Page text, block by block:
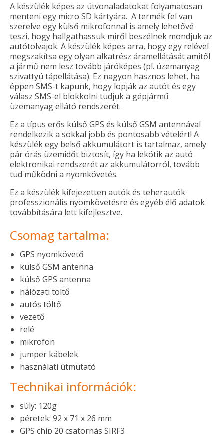
A készülék képes az útvonaladatokat folyamatosan
menteni egy micro SD kártyára. A termék fel van
szerelve egy külső mikrofonnal is amely lehetővé
teszi, hogy hallgathassuk miről beszélnek mondjuk az
autótolvajok. A készülék képes arra, hogy egy relével
megszakítsa egy olyan alkatrész áramellátását amitől
a jármű nem lesz tovább járóképes (pl. üzemanyag
szivattyú tápellátása). Ez nagyon hasznos lehet, ha
éppen SMS-t kapunk, hogy lopják az autót és egy
válasz SMS-el blokkolni tudjuk a gépjármű
üzemanyag ellátó rendszerét.
Ez a típus erős külső GPS és külső GSM antennával
rendelkezik a sokkal jobb és pontosabb vételért! A
készülék egy belső akkumulátort is tartalmaz, amely
pár órás üzemidőt biztosít, így ha lekötik az autó
elektronikai rendszerét az akkumulátorról, tovább
tud működni a nyomkövetés.
Ez a készülék kifejezetten autók és teherautók
professzionális nyomkövetésre és egyéb élő adatok
továbbítására lett kifejlesztve.
Csomag tartalma:
GPS nyomkövető
külső GSM antenna
külső GPS antenna
hálózati töltő
autós töltő
vezető
relé
mikrofon
jumper kábelek
használati útmutató
Technikai információk:
súly: 120g
péretek: 92 x 71 x 26 mm
GPS chip 20 csatornás SIRF3